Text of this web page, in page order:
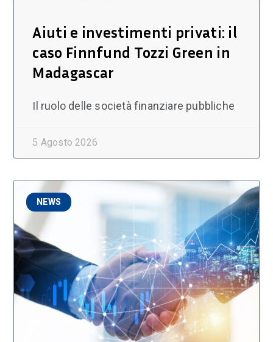
Aiuti e investimenti privati: il
caso Finnfund Tozzi Green in
Madagascar
Il ruolo delle società finanziare pubbliche
5 Agosto 2026
NEWS